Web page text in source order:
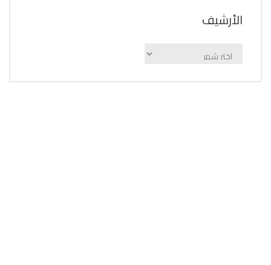
اﻷرشيف
اﻷرشيف